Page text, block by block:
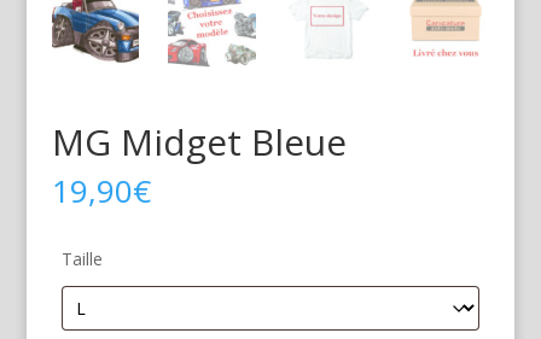
MG Midget Bleue
19,90€
Taille